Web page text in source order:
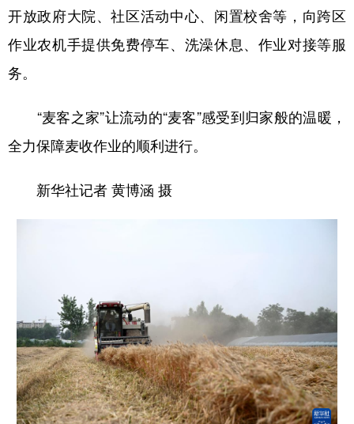
北京 天津 河北 山西
辽宁 吉林 上海 江苏
山东 河南 湖北 湖南
广东 广西
多语种频道
English Español Français عربى
Русский язык 日本語 한국어
Deutsch Português
开放政府大院、社区活动中心、闲置校舍等，向跨区
作业农机手提供免费停车、洗澡休息、作业对接等服
务。
“麦客之家”让流动的“麦客”感受到归家般的温暖，
全力保障麦收作业的顺利进行。
新华社记者 黄博涵 摄